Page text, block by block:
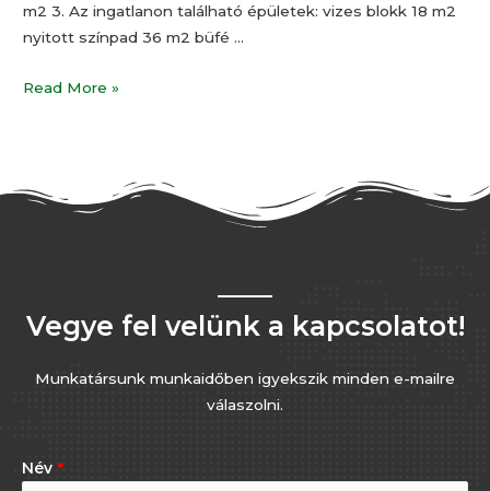
m2 3. Az ingatlanon található épületek: vizes blokk 18 m2
nyitott színpad 36 m2 büfé …
Read More »
Vegye fel velünk a kapcsolatot!
Munkatársunk munkaidőben igyekszik minden e-mailre
válaszolni.
Név *